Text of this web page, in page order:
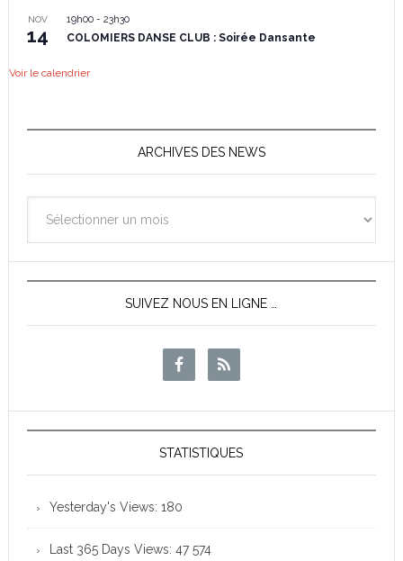
NOV
14
19h00- 23h30
COLOMIERS DANSE CLUB : Soirée Dansante
Voir le calendrier
ARCHIVES DES NEWS
des
News
SUIVEZ NOUS EN LIGNE …
STATISTIQUES
Yesterday's Views: 180
Last 365 Days Views: 47 574